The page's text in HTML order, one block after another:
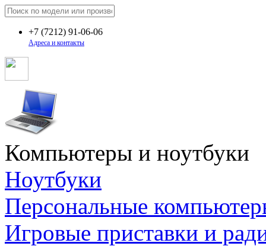
+7 (7212) 91-06-06
Адреса и контакты
Компьютеры и ноутбуки
Ноутбуки
Персональные
Игровые приставки и